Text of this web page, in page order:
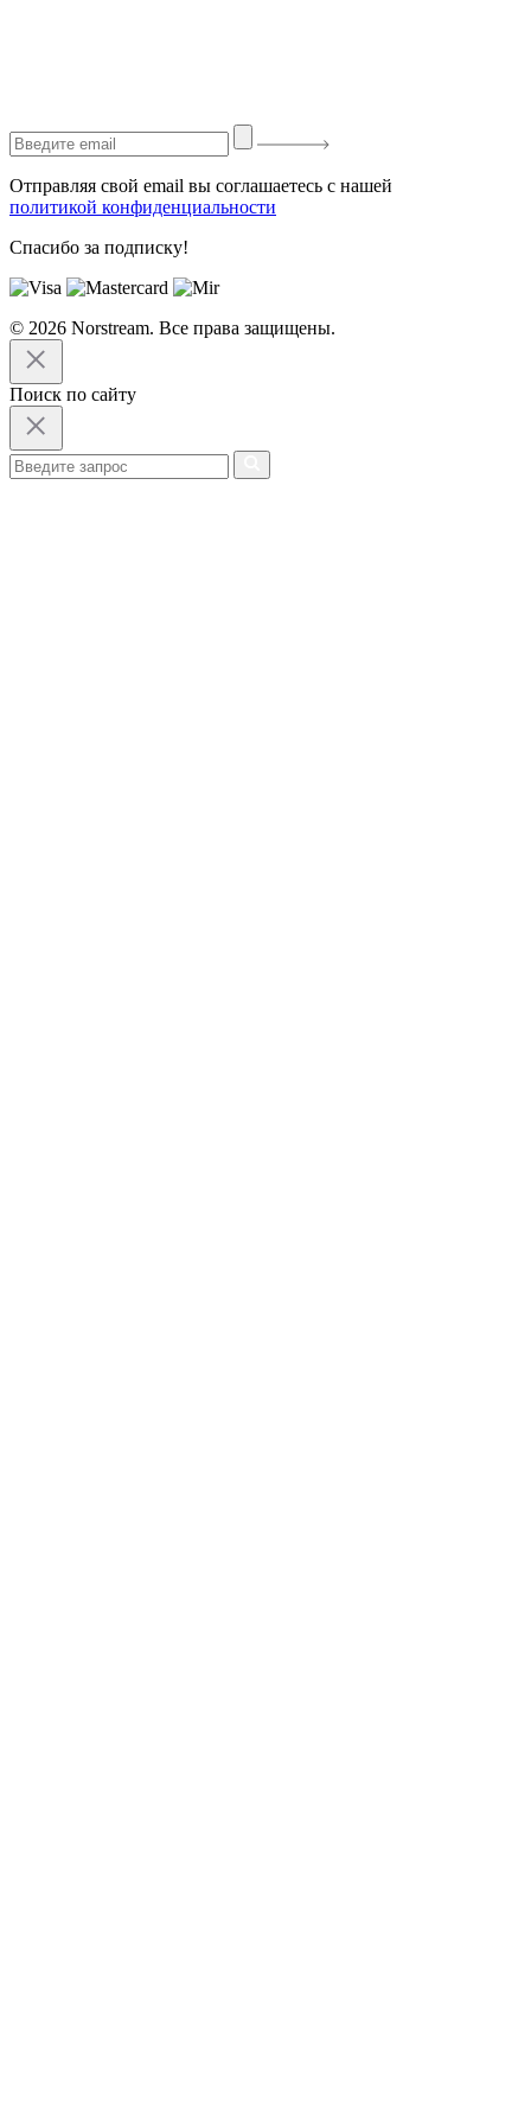
Отправляя свой email вы соглашаетесь с нашей
политикой конфиденциальности
Спасибо за подписку!
© 2026 Norstream. Все права защищены.
Поиск по сайту